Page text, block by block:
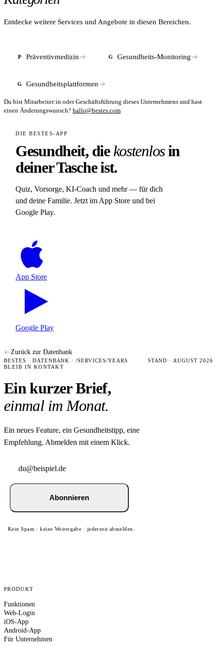
sowie internationale Gäste, die privatärztliche Longevity-
Entdecke weitere Services und Angebote in diesen Bereichen.
P Präventivmedizin G Gesundheits-Monitoring
G Gesundheitsplattformen
Du bist Mitarbeiter:in oder Geschäftsführung dieses Unternehmens und hast
einen Änderungswunsch? hallo@bestes.com
DIE BESTES-APP
Gesundheit, diekostenlosin
deiner Tasche ist.
Quiz, Vorsorge, KI-Coach und mehr — für dich
und deine Familie. Jetzt im App Store und bei
Google Play.
App Store
Google Play
Zurück zur Datenbank
BESTES · DATENBANK · /SERVICES/YEARS
STAND · AUGUST 2026
BLEIB IN KONTAKT
Ein kurzer Brief,
einmal im Monat.
Ein neues Feature, ein Gesundheitstipp, eine
Empfehlung. Abmelden mit einem Klick.
Abonnieren
Kein Spam · keine Weitergabe · jederzeit abmelden.
PRODUKT
Funktionen
Web-Login
iOS-App
Android-App
Für Unternehmen